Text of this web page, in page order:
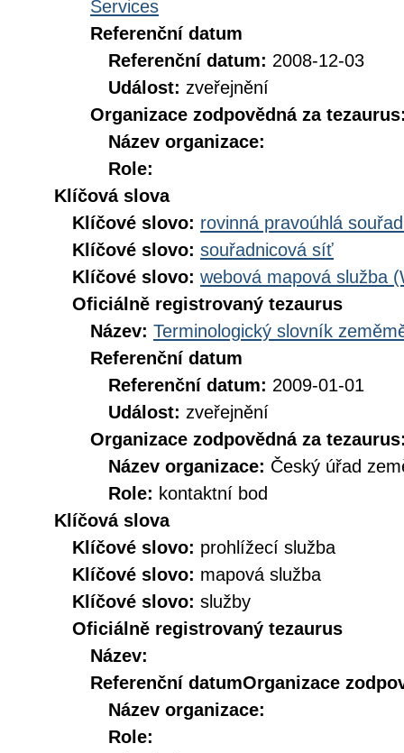
Services
Referenční datum
Referenční datum: 2008-12-03
Událost: zveřejnění
Organizace zodpovědná za
Název organizace:
Role:
Klíčová slova
Klíčové slovo: rovinná pravoúhlá
Klíčové slovo: souřadnicová síť
Klíčové slovo: webová mapová služba
Oficiálně registrovaný tezaurus
Název: Terminologický slovník
Referenční datum
Referenční datum: 2009-01-01
Událost: zveřejnění
Organizace zodpovědná za
Název organizace: Český úřad
Role: kontaktní bod
Klíčová slova
Klíčové slovo: prohlížecí služba
Klíčové slovo: mapová služba
Klíčové slovo: služby
Oficiálně registrovaný tezaurus
Název:
Referenční datumOrganizace
Název organizace:
Role: